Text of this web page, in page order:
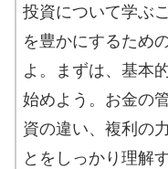
投資について学ぶ
を豊かにするため
よ。まずは、基本
始めよう。お金の
資の違い、複利の
とをしっかり理解